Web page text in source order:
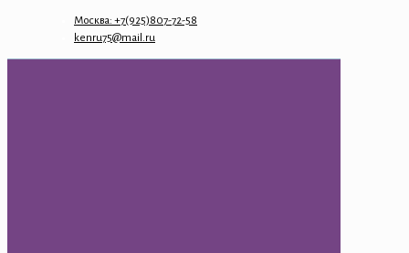
Москва: +7(925)807-72-58
kenru75@mail.ru